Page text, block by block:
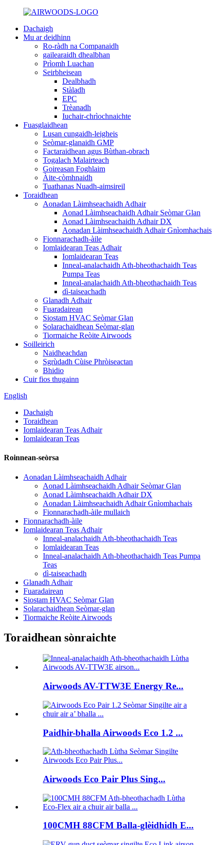
Dachaigh
Mu ar deidhinn
Ro-ràdh na Companaidh
gailearaidh dhealbhan
Prìomh Luachan
Seirbheisean
Dealbhadh
Stàladh
EPC
Trèanadh
Iuchair-chrìochnaichte
Fuasglaidhean
Lusan cungaidh-leigheis
Seòmar-glanaidh GMP
Factaraidhean agus Bùthan-obrach
Togalach Malairteach
Goireasan Foghlaim
Àite-còmhnaidh
Tuathanas Nuadh-aimsireil
Toraidhean
Aonadan Làimhseachaidh Adhair
Aonad Làimhseachaidh Adhair Seòmar Glan
Aonad Làimhseachaidh Adhair DX
Aonadan Làimhseachaidh Adhair Gnìomhachais
Fionnarachadh-àile
Iomlaidearan Teas Adhair
Iomlaidearan Teas
Inneal-analachaidh Ath-bheothachaidh Teas
Pumpa Teas
Inneal-analachaidh Ath-bheothachaidh Teas
dì-taiseachadh
Glanadh Adhair
Fuaradairean
Siostam HVAC Seòmar Glan
Solarachaidhean Seòmar-glan
Tiormaiche Reòite Airwoods
Soilleirich
Naidheachdan
Sgrùdadh Cùise Phròiseactan
Bhidio
Cuir fios thugainn
English
Dachaigh
Toraidhean
Iomlaidearan Teas Adhair
Iomlaidearan Teas
Roinnean-seòrsa
Aonadan Làimhseachaidh Adhair
Aonad Làimhseachaidh Adhair Seòmar Glan
Aonad Làimhseachaidh Adhair DX
Aonadan Làimhseachaidh Adhair Gnìomhachais
Fionnarachadh-àile mullaich
Fionnarachadh-àile
Iomlaidearan Teas Adhair
Inneal-analachaidh Ath-bheothachaidh Teas
Iomlaidearan Teas
Inneal-analachaidh Ath-bheothachaidh Teas Pumpa
Teas
dì-taiseachadh
Glanadh Adhair
Fuaradairean
Siostam HVAC Seòmar Glan
Solarachaidhean Seòmar-glan
Tiormaiche Reòite Airwoods
Toraidhean sònraichte
Airwoods AV-TTW3E Energy Re...
Paidhir-bhalla Airwoods Eco 1.2 ...
Airwoods Eco Pair Plus Sing...
100CMH 88CFM Balla-glèidhidh E...